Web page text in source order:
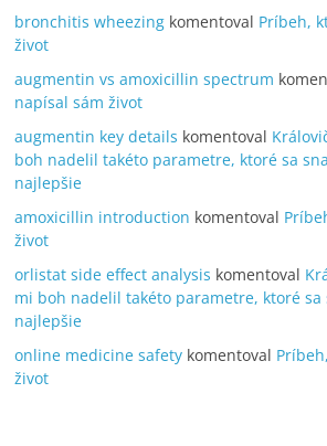
bronchitis wheezing komentoval Príbeh,
život
augmentin vs amoxicillin spectrum
napísal sám život
augmentin key details komentoval
boh nadelil takéto parametre, ktoré sa
najlepšie
amoxicillin introduction komentoval
život
orlistat side effect analysis komentoval
mi boh nadelil takéto parametre, ktoré sa
najlepšie
online medicine safety komentoval
život